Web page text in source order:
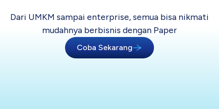
Dari UMKM sampai enterprise, semua bisa nikmati
mudahnya berbisnis dengan Paper
Coba Sekarang